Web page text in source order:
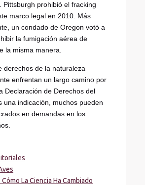
Pittsburgh prohibió el fracking
marco legal en 2010. Más
un condado de Oregon votó a
la fumigación aérea de
la misma manera.
derechos de la naturaleza
enfrentan un largo camino por
Declaración de Derechos del
una indicación, muchos pueden
en demandas en los
La Ciencia Ha Cambiado